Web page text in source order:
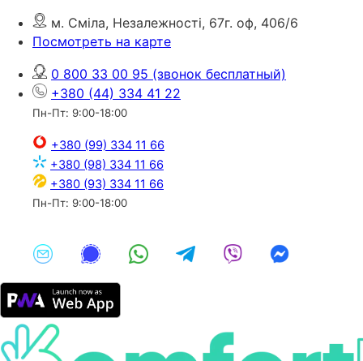
м. Сміла, Незалежності, 67г. оф, 406/6
Посмотреть на карте
0 800 33 00 95 (звонок бесплатный)
+380 (44) 334 41 22
Пн-Пт: 9:00-18:00
+380 (99) 334 11 66
+380 (98) 334 11 66
+380 (93) 334 11 66
Пн-Пт: 9:00-18:00